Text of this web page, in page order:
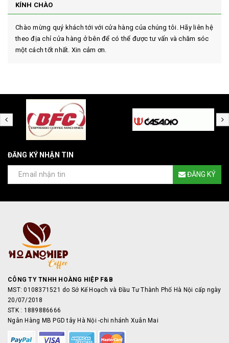
KÍNH CHÀO
Chào mừng quý khách tới với cửa hàng của chúng tôi. Hãy liên hệ
theo địa chỉ cửa hàng ở bên để có thể được tư vấn và chăm sóc
một cách tốt nhất. Xin cảm ơn.
ĐĂNG KÝ NHẬN TIN
ĐĂNG KÝ
CÔNG TY TNHH HOÀNG HIỆP F&B
MST: 0108371521 do Sở Kế Hoạch và Đầu Tư Thành Phố Hà Nội cấp ngày
20/07/2018
STK : 1889886666
Ngân Hàng MB PGD tây Hà Nội -chi nhánh Xuân Mai